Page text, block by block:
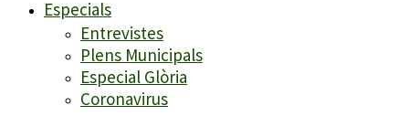
Especials
Entrevistes
Plens Municipals
Especial Glòria
Coronavirus